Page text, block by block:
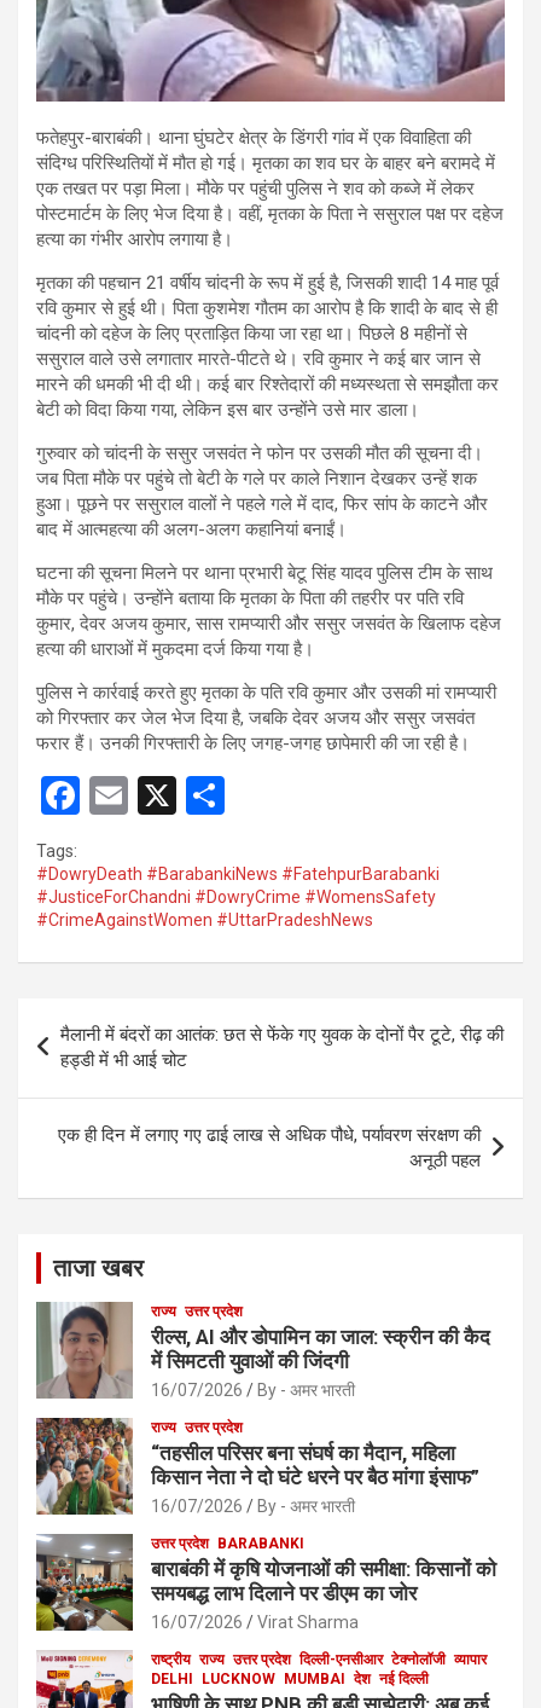
फतेहपुर-बाराबंकी। थाना घुंघटेर क्षेत्र के डिंगरी गांव में एक विवाहिता की
संदिग्ध परिस्थितियों में मौत हो गई। मृतका का शव घर के बाहर बने बरामदे में
एक तखत पर पड़ा मिला। मौके पर पहुंची पुलिस ने शव को कब्जे में लेकर
पोस्टमार्टम के लिए भेज दिया है। वहीं, मृतका के पिता ने ससुराल पक्ष पर दहेज
हत्या का गंभीर आरोप लगाया है।
मृतका की पहचान 21 वर्षीय चांदनी के रूप में हुई है, जिसकी शादी 14 माह पूर्व
रवि कुमार से हुई थी। पिता कुशमेश गौतम का आरोप है कि शादी के बाद से ही
चांदनी को दहेज के लिए प्रताड़ित किया जा रहा था। पिछले 8 महीनों से
ससुराल वाले उसे लगातार मारते-पीटते थे। रवि कुमार ने कई बार जान से
मारने की धमकी भी दी थी। कई बार रिश्तेदारों की मध्यस्थता से समझौता कर
बेटी को विदा किया गया, लेकिन इस बार उन्होंने उसे मार डाला।
गुरुवार को चांदनी के ससुर जसवंत ने फोन पर उसकी मौत की सूचना दी।
जब पिता मौके पर पहुंचे तो बेटी के गले पर काले निशान देखकर उन्हें शक
हुआ। पूछने पर ससुराल वालों ने पहले गले में दाद, फिर सांप के काटने और
बाद में आत्महत्या की अलग-अलग कहानियां बनाईं।
घटना की सूचना मिलने पर थाना प्रभारी बेटू सिंह यादव पुलिस टीम के साथ
मौके पर पहुंचे। उन्होंने बताया कि मृतका के पिता की तहरीर पर पति रवि
कुमार, देवर अजय कुमार, सास रामप्यारी और ससुर जसवंत के खिलाफ दहेज
हत्या की धाराओं में मुकदमा दर्ज किया गया है।
पुलिस ने कार्रवाई करते हुए मृतका के पति रवि कुमार और उसकी मां रामप्यारी
को गिरफ्तार कर जेल भेज दिया है, जबकि देवर अजय और ससुर जसवंत
फरार हैं। उनकी गिरफ्तारी के लिए जगह-जगह छापेमारी की जा रही है।
F
ce
b
o
k
E
ail
X
ar
e
Tags:
#DowryDeath #BarabankiNews #FatehpurBarabanki
#JusticeForChandni #DowryCrime #WomensSafety
#CrimeAgainstWomen #UttarPradeshNews
Post
navigation
मैलानी में बंदरों का आतंक: छत से फेंके गए युवक के दोनों पैर टूटे, रीढ़ की
हड्डी में भी आई चोट
एक ही दिन में लगाए गए ढाई लाख से अधिक पौधे, पर्यावरण संरक्षण की
अनूठी पहल
ताजा खबर
राज्य उत्तर प्रदेश
रील्स, AI और डोपामिन का जाल: स्क्रीन की कैद
में सिमटती युवाओं की जिंदगी
16/07/2026 By - अमर भारती
राज्य उत्तर प्रदेश
“तहसील परिसर बना संघर्ष का मैदान, महिला
किसान नेता ने दो घंटे धरने पर बैठ मांगा इंसाफ”
16/07/2026 By - अमर भारती
उत्तर प्रदेश BARABANKI
बाराबंकी में कृषि योजनाओं की समीक्षा: किसानों को
समयबद्ध लाभ दिलाने पर डीएम का जोर
16/07/2026 Virat Sharma
राष्ट्रीय राज्य उत्तर प्रदेश दिल्ली-एनसीआर टेक्नोलॉजी व्यापार
DELHI
LUCKNOW MUMBAI देश नई दिल्ली